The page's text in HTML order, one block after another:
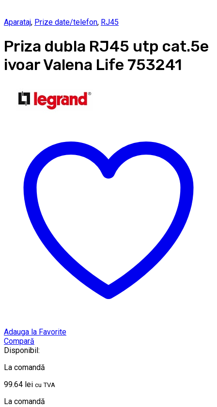
Aparataj, Prize date/telefon, RJ45
Priza dubla RJ45 utp cat.5e
ivoar Valena Life 753241
Adauga la Favorite
Compară
Disponibil:
La comandă
99.64 lei cu TVA
La comandă